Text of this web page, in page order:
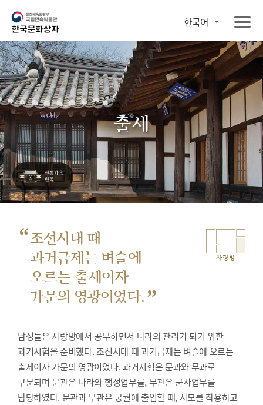
한국어
출세
“조선시대 때
과거급제는 벼슬에
오르는 출세이자
가문의 영광이었다. ”
사랑방
남성들은 사랑방에서 공부하면서 나라의 관리가 되기 위한
과거시험을 준비했다.조선시대 때 과거급제는 벼슬에 오르는
출세이자 가문의 영광이었다. 과거시험은 문과와 무과로
구분되며 문관은 나라의 행정업무를, 무관은 군사업무를
담당하였다. 문관과 무관은 궁궐에 출입할 때, 사모를 착용하고